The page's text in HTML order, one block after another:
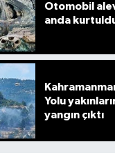
Otomobil
anda
Yolu
yangın çıktı